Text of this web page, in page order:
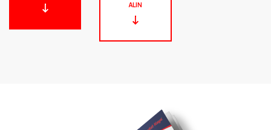
ALIN